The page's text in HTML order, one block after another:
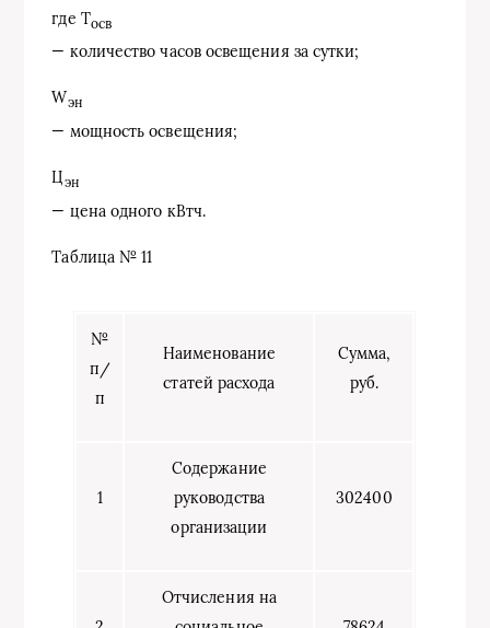
где Тосв
— количество часов освещения за сутки;
Wэн
— мощность освещения;
Цэн
— цена одного кВтч.
Таблица № 11
№
п/
п
Наименование
статей расхода
Сумма,
руб.
1
Содержание
руководства
организации
302400
Отчисления на